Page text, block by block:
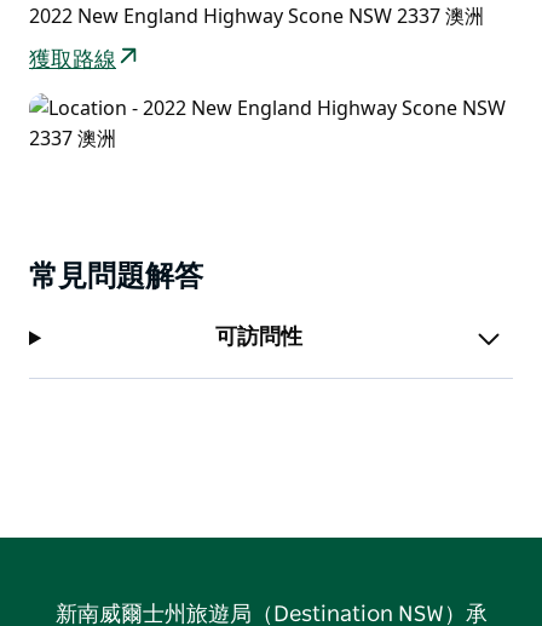
2022 New England Highway Scone NSW 2337 澳洲
獲取路線
常見問題解答
可訪問性
新南威爾士州旅遊局（Destination NSW）承